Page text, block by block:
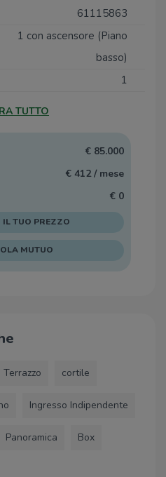
61115863
1 con ascensore (Piano
basso)
1
1
TUTTO
€ 85.000
€ 412 / mese
€ 0
IL TUO PREZZO
MUTUO
Terrazzo cortile
Ingresso Indipendente
Panoramica Box